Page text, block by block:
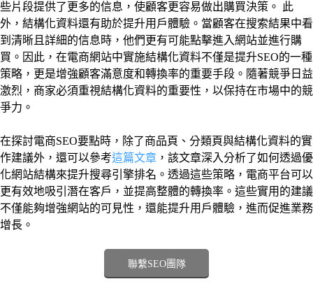
些片段提供了更多的信息，使顧客更容易做出購買決策。 此
外，結構化資料還有助於提升用戶體驗。當顧客在搜索結果中看
到清晰且詳細的信息時，他們更有可能點擊進入網站並進行購
買。因此，在電商網站中實施結構化資料不僅是提升SEO的一種
策略，更是增強顧客滿意度和轉換率的重要手段。隨著競爭日益
激烈，商家必須重視結構化資料的重要性，以保持在市場中的競
爭力。
在探討電商SEO要點時，除了商品頁、分類頁與結構化資料的實
作建議外，還可以參考這篇文章 ，該文章深入分析了如何透過優
化網站結構來提升搜尋引擎排名。透過這些策略，電商平台可以
更有效地吸引潛在客戶，並提高整體的轉換率。這些實用的建議
不僅能夠增強網站的可見性，還能提升用戶體驗，進而促進業務
增長。
聯繫SEO團隊